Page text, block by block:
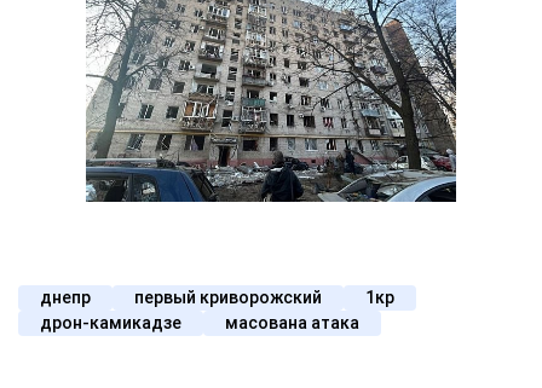
днепр первый криворожский
1кр
дрон-камикадзе
масована атака